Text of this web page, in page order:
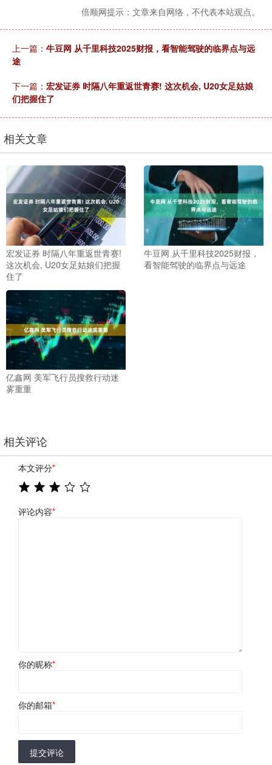
倍顺网提示：文章来自网络，不代表本站观点。
上一篇： 牛豆网 从千里科技2025财报，看智能驾驶的临界点与远
途
下一篇： 宏发证券 时隔八年重返世青赛! 这次机会, U20女足姑娘
们把握住了
相关文章
宏发证券 时隔八年重返世青赛!
这次机会, U20女足姑娘们把握
住了
牛豆网 从千里科技2025财报，
看智能驾驶的临界点与远途
亿鑫网 美军飞行员搜救行动迷
雾重重
相关评论
本文评分*
评论内容*
你的昵称*
你的邮箱*
提交评论